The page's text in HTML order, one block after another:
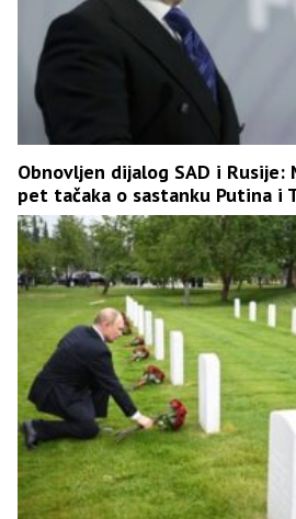
Obnovljen dijalog SAD i Rusije:
pet tačaka o sastanku Putina i